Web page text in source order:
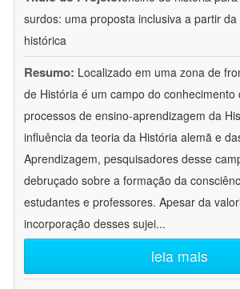
surdos: uma proposta inclusiva a partir
histórica
Resumo: Localizado em uma zona de
de História é um campo do conhecimento
processos de ensino-aprendizagem da
influência da teoria da História alemã e
Aprendizagem, pesquisadores desse
debruçado sobre a formação da
estudantes e professores. Apesar da
incorporação desses sujei...
leia mais